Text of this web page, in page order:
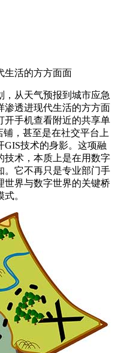
生活的方方面面
，从天气预报到城市应急
渗透进现代生活的方方面
开手机查看附近的共享单
，甚至是在社交平台上
GIS技术的身影。这项融
技术，本质上是在用数字
。它不再只是专业部门手
世界与数字世界的关键桥
。